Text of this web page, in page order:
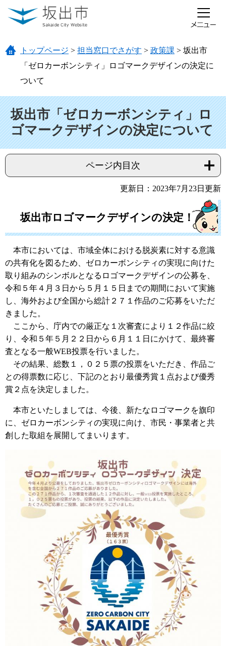
ページの先頭です。
メニューを飛ばして本文へ
トップページ > 担当窓口でさがす > 政策課 > 坂出市
「ゼロカーボンシティ」ロゴマークデザインの決定に
ついて
坂出市「ゼロカーボンシティ」ロ
ゴマークデザインの決定について
ページ内目次
更新日：2023年7月23日更新
坂出市ロゴマークデザインの決定！
本市においては、市域全体における脱炭素に対する意識
の共有化を図るため、ゼロカーボンシティの実現に向けた
取り組みのシンボルとなるロゴマークデザインの公募を、
令和５年４月３日から５月１５日までの期間において実施
し、海外および全国から総計２７１作品のご応募をいただ
きました。
ここから、庁内での厳正な１次審査により１２作品に絞
り、令和５年５月２２日から６月１１日にかけて、最終審
査となる一般WEB投票を行いました。
その結果、総数１，０２５票の投票をいただき、作品ご
との得票数に応じ、下記のとおり最優秀賞１点および優秀
賞２点を決定しました。
本市といたしましては、今後、新たなロゴマークを旗印
に、ゼロカーボンシティの実現に向け、市民・事業者と共
創した取組を展開してまいります。